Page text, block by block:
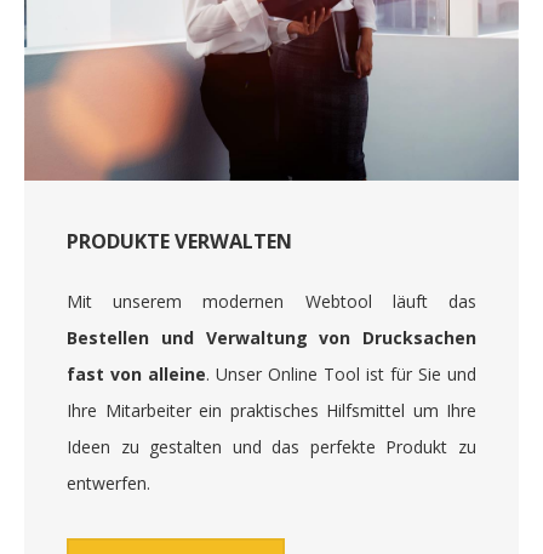
PRODUKTE VERWALTEN
Mit unserem modernen Webtool läuft das
Bestellen und Verwaltung von Drucksachen
fast von alleine. Unser Online Tool ist für Sie und
Ihre Mitarbeiter ein praktisches Hilfsmittel um Ihre
Ideen zu gestalten und das perfekte Produkt zu
entwerfen.